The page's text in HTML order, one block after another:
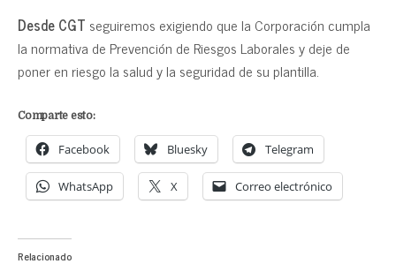
Desde CGT seguiremos exigiendo que la Corporación cumpla
la normativa de Prevención de Riesgos Laborales y deje de
poner en riesgo la salud y la seguridad de su plantilla.
Comparte esto:
Facebook Bluesky Telegram
WhatsApp X Correo electrónico
Relacionado